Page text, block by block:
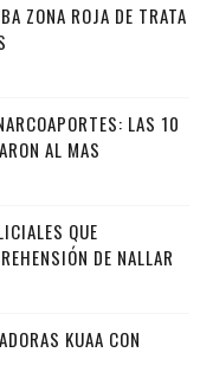
ZONA ROJA DE TRATA
LAS 10
AL MAS
QUE
DE NALLAR
KUAA CON